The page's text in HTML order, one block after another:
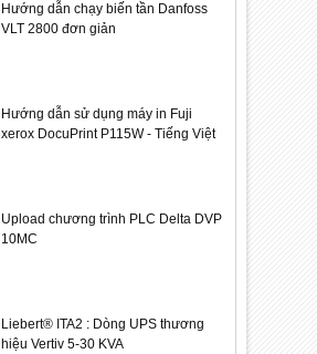
Hướng dẫn chạy biến tần Danfoss
VLT 2800 đơn giản
Hướng dẫn sử dụng máy in Fuji
xerox DocuPrint P115W - Tiếng Việt
Upload chương trình PLC Delta DVP
10MC
Liebert® ITA2 : Dòng UPS thương
hiệu Vertiv 5-30 KVA